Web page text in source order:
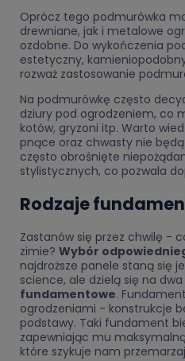
Oprócz tego podmurówka
drewniane, jak i metalowe
ozdobne. Do wykończenia
estetyczny,
rozważ zastosowanie
Na podmurówkę często
dziury pod ogrodzeniem, co
kotów, gryzoni itp. Warto
pnące oraz chwasty nie będą
często obrośnięte
stylistycznych, co pozwala
Rodzaje
Zastanów się przez chwilę -
zimie? Wybór
najdroższe panele staną się
science, ale dzielą się na
fundamentowe.
ogrodzeniami - konstrukcje
podstawy. Taki fundament
zapewniając mu
które szykuje nam